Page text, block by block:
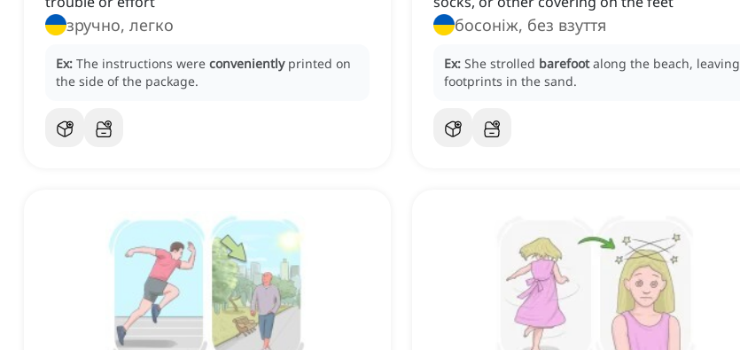
зручно, легко
Ex: The instructions were conveniently printed on
the side of the package.
босоніж, без взуття
Ex: She strolled barefoot along the beach, leaving
footprints in the sand.